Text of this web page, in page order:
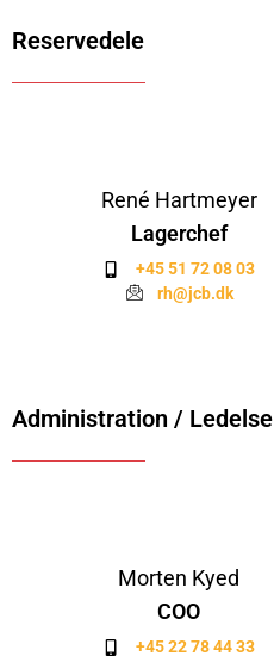
Reservedele
René Hartmeyer
Lagerchef
+45 51 72 08 03
rh@jcb.dk
Administration / Ledelse
Morten Kyed
COO
+45 22 78 44 33